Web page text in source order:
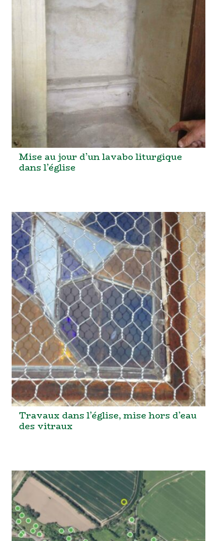
Mise au jour d’un lavabo liturgique
dans l’église
Travaux dans l’église, mise hors d’eau
des vitraux